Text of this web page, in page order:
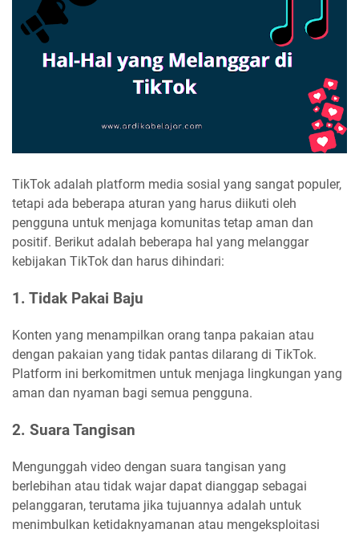
TikTok adalah platform media sosial yang sangat populer,
tetapi ada beberapa aturan yang harus diikuti oleh
pengguna untuk menjaga komunitas tetap aman dan
positif. Berikut adalah beberapa hal yang melanggar
kebijakan TikTok dan harus dihindari:
1. Tidak Pakai Baju
Konten yang menampilkan orang tanpa pakaian atau
dengan pakaian yang tidak pantas dilarang di TikTok.
Platform ini berkomitmen untuk menjaga lingkungan yang
aman dan nyaman bagi semua pengguna.
2. Suara Tangisan
Mengunggah video dengan suara tangisan yang
berlebihan atau tidak wajar dapat dianggap sebagai
pelanggaran, terutama jika tujuannya adalah untuk
menimbulkan ketidaknyamanan atau mengeksploitasi